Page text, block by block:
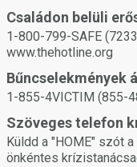
Családon belüli
1-800-799-SAFE
www.thehotline.org
Bűncselekmények
1-855-4VICTIM (855-
Szöveges telefon
Küldd a "HOME" szót
önkéntes